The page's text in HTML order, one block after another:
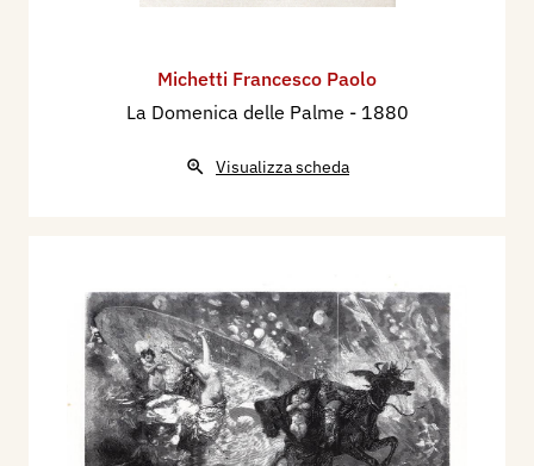
Michetti Francesco Paolo
La Domenica delle Palme - 1880
Visualizza scheda